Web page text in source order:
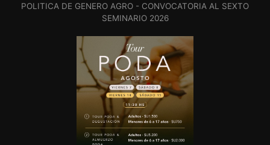
POLITICA DE GENERO AGRO - CONVOCATORIA AL SEXTO
SEMINARIO 2026